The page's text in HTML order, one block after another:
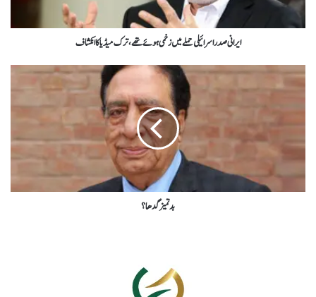
ایرانی صدراسرائیلی حملے میں زخمی ہوئےتھے،ترک میڈیاکاانکشاف
بد تمیز گدھا؟